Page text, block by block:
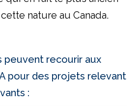
nature au Canada.
peuvent recourir aux
pour des projets relevant
: